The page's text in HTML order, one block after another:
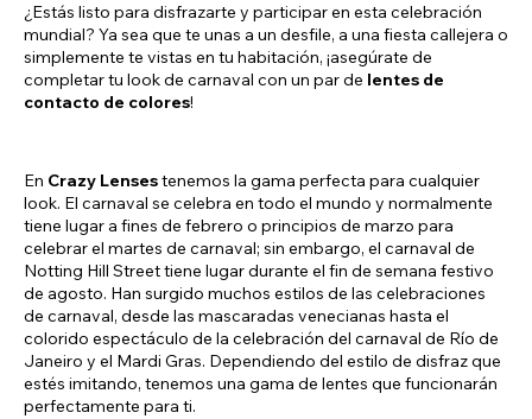
¿Estás listo para disfrazarte y participar en esta celebración
mundial? Ya sea que te unas a un desfile, a una fiesta callejera o
simplemente te vistas en tu habitación, ¡asegúrate de
completar tu look de carnaval con un par de lentes de
contacto de colores!
En Crazy Lensestenemos la gama perfecta para cualquier
look. El carnaval se celebra en todo el mundo y normalmente
tiene lugar a fines de febrero o principios de marzo para
celebrar el martes de carnaval; sin embargo, el carnaval de
Notting Hill Street tiene lugar durante el fin de semana festivo
de agosto. Han surgido muchos estilos de las celebraciones
de carnaval, desde las mascaradas venecianas hasta el
colorido espectáculo de la celebración del carnaval de Río de
Janeiro y el Mardi Gras. Dependiendo del estilo de disfraz que
estés imitando, tenemos una gama de lentes que funcionarán
perfectamente para ti.